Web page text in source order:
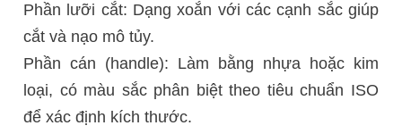
Phần lưỡi cắt: Dạng xoắn với các cạnh sắc giúp
cắt và nạo mô tủy.
Phần cán (handle): Làm bằng nhựa hoặc kim
loại, có màu sắc phân biệt theo tiêu chuẩn ISO
để xác định kích thước.